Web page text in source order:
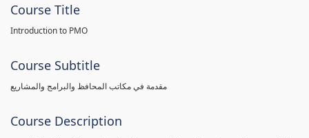
Course Title
Introduction to PMO
Course Subtitle
مقدمة في مكاتب المحافظ والبرامج والمشاريع
Course Description